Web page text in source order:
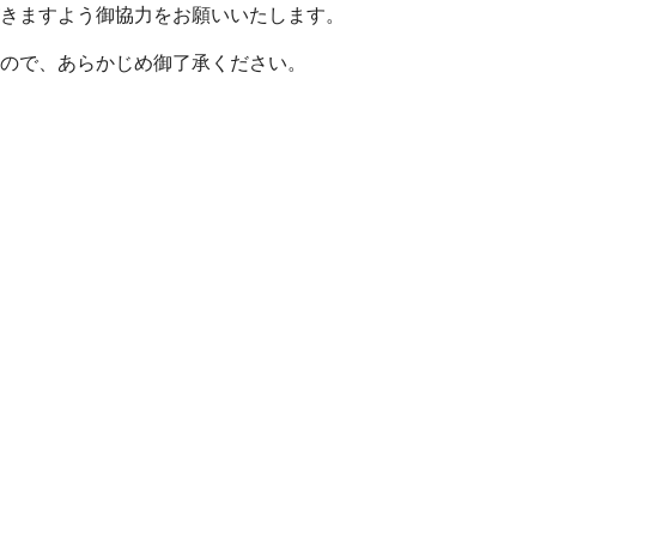
ますよう御協力をお願いいたします。
で、あらかじめ御了承ください。